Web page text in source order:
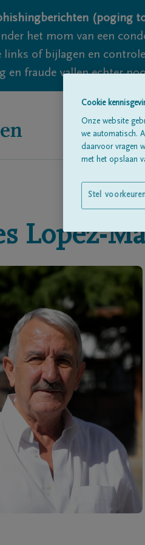
(poging
het mom van een
links of bijlagen en
en fraude vallen echter
Lopez-
Cookie
Onze website
we automatisch.
daarvoor vragen
met het opslaan
Stel